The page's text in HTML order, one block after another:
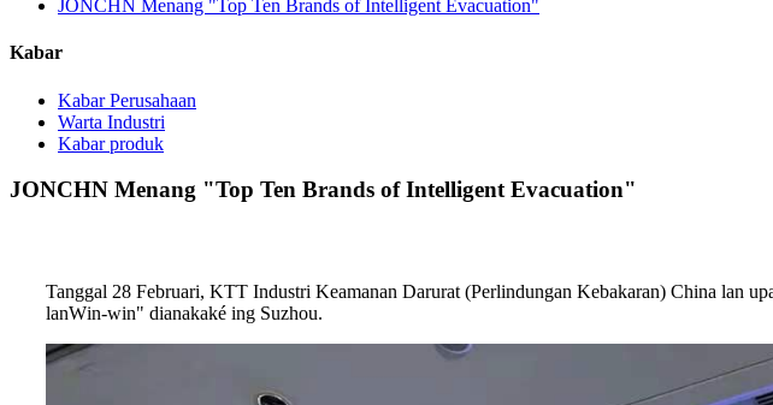
JONCHN Menang "Top Ten Brands of Intelligent Evacuation"
Kabar
Kabar Perusahaan
Warta Industri
Kabar produk
JONCHN Menang "Top Ten Brands of Intelligent Evacuation"
Tanggal 28 Februari, KTT Industri Keamanan Darurat (Perlindungan Kebakaran) China lan
lanWin-win" dianakaké ing Suzhou.